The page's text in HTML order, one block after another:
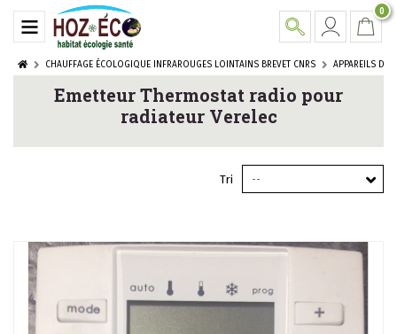
0
CHAUFFAGE ÉCOLOGIQUE INFRAROUGES LOINTAINS BREVET CNRS APPAREILS DE
Emetteur Thermostat radio pour
radiateur Verelec
Tri --